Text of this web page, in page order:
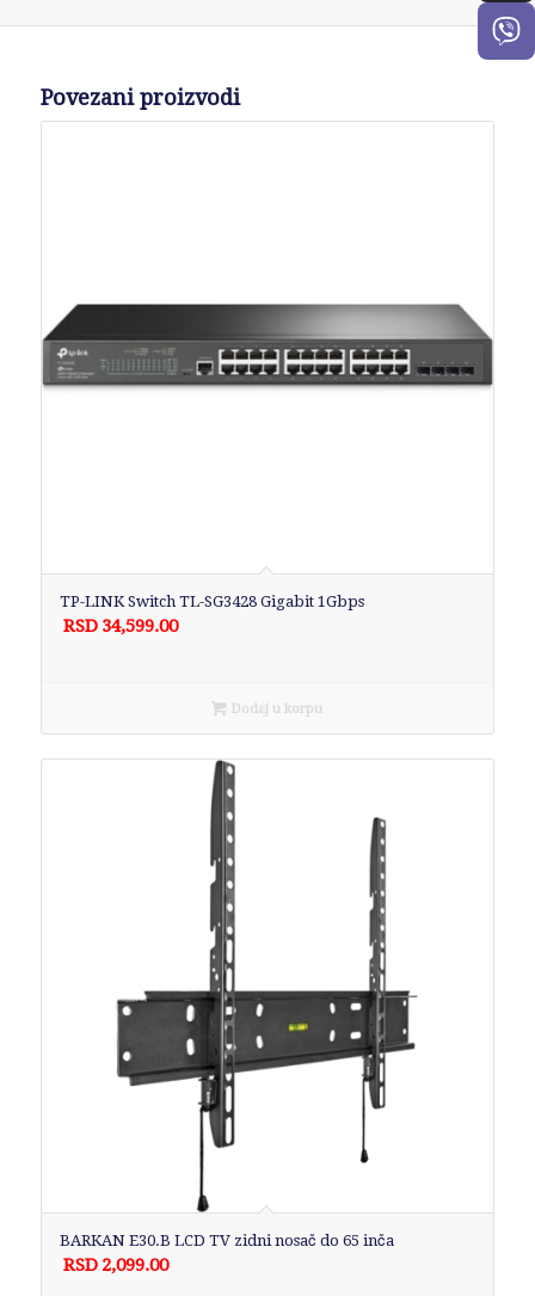
Povezani proizvodi
TP-LINK Switch TL-SG3428 Gigabit 1Gbps
RSD 34,599.00
Dodaj u korpu
BARKAN E30.B LCD TV zidni nosač do 65 inča
RSD 2,099.00